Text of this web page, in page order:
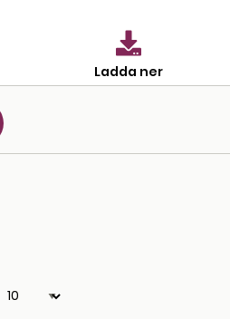
Ladda ner